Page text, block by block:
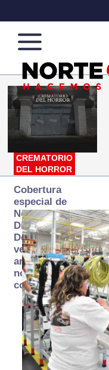
Norte
de
Ciudad
Más
que
noticias,
hacemos periodismo
CREMATORIO
DEL HORROR
Cobertura
especial de
Norte
Digital:
Donde la
verdad
arde… pero
no se
consume